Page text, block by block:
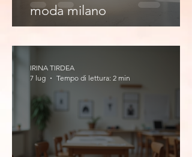
moda milano
IRINA TIRDEA
7 lug
Tempo di lettura: 2 min